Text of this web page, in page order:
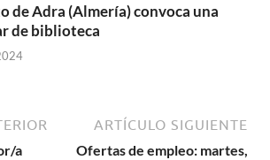
de Adra (Almería) convoca una
de biblioteca
a
ARTÍCULO SIGUIENTE
Ofertas de empleo: martes,